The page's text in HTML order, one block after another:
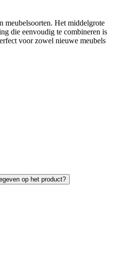
meubelsoorten. Het middelgrote
die eenvoudig te combineren is
voor zowel nieuwe meubels
op het product?